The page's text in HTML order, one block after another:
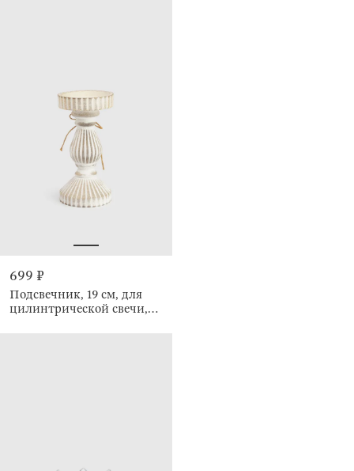
699 ₽
Подсвечник, 19 см, для
цилинтрической свечи,